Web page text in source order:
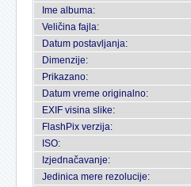
Ime albuma:
Veličina fajla:
Datum postavljanja:
Dimenzije:
Prikazano:
Datum vreme originalno:
EXIF visina slike:
FlashPix verzija:
ISO:
Izjednačavanje:
Jedinica mere rezolucije: